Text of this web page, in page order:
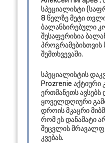
სპეციალისტი(
8 წელზე მეტი
ბალანსირებული
შესაფერისია
პროგრამებისთვის
შემთხვევაში.
სპეციალისტის
Prozrenie აქტიური
ერთმანეთს ავსებს
ყოველდღიური
დროის მკაცრი
რომ ეს დანამატი
შეცვლის
კვებას.